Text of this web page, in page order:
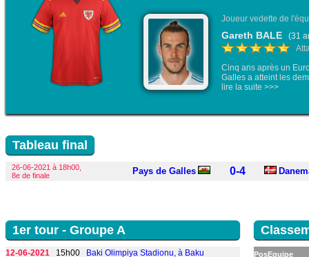
Joueur vedette de
Gareth BALE (31
Cinq ans après un
Galles a atteint les
lire la suite >>>
Tableau final
26-06-2021 à 18h00,
8e de finale
Pays de Galles 0-4
1er tour - Groupe A
12-06-2021 15h00
Baki Olimpiya Stadionu, à Baku
PosEquipe